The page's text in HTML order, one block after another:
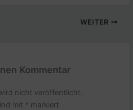
WEITER
Kommentar
nicht veröffentlicht.
mit * markiert